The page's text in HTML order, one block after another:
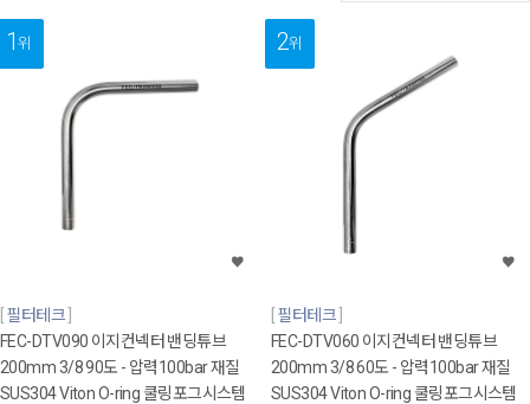
1위
필터테크
FEC-DTV090 이지컨넥터 밴딩튜브
200mm 3/8 90도 - 압력100bar 재질
SUS304 Viton O-ring 쿨링포그시스템
2위
필터테크
FEC-DTV060 이지컨넥터 밴딩튜브
200mm 3/8 60도 - 압력100bar 재질
SUS304 Viton O-ring 쿨링포그시스템